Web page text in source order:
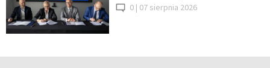
0 | 07 sierpnia 2026